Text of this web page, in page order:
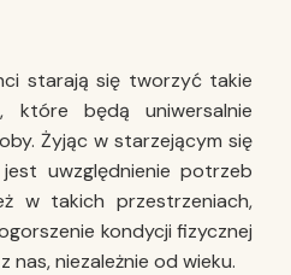
starają się tworzyć takie
które będą uniwersalnie
Żyjąc w starzejącym się
uwzględnienie potrzeb
w takich przestrzeniach,
kondycji fizycznej
nas, niezależnie od wieku.